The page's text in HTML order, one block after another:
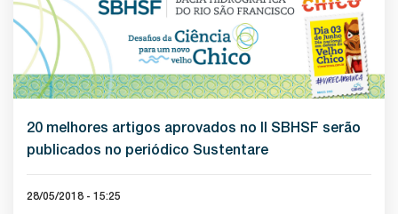
20 melhores artigos aprovados no II SBHSF serão
publicados no periódico Sustentare
28/05/2018 - 15:25